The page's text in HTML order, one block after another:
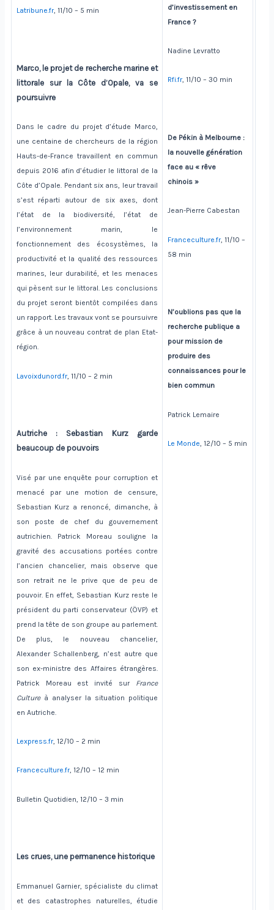
Latribune.fr, 11/10 – 5 min
Marco, le projet de recherche marine et
littorale sur la Côte d’Opale, va se
poursuivre
Dans le cadre du projet d’étude Marco,
une centaine de chercheurs de la région
Hauts-de-France travaillent en commun
depuis 2016 afin d’étudier le littoral de la
Côte d’Opale. Pendant six ans, leur travail
s’est réparti autour de six axes, dont
l’état de la biodiversité, l’état de
l’environnement marin, le
fonctionnement des écosystèmes, la
productivité et la qualité des ressources
marines, leur durabilité, et les menaces
qui pèsent sur le littoral. Les conclusions
du projet seront bientôt compilées dans
un rapport. Les travaux vont se poursuivre
grâce à un nouveau contrat de plan Etat-
région.
Lavoixdunord.fr, 11/10 – 2 min
Autriche : Sebastian Kurz garde
beaucoup de pouvoirs
Visé par une enquête pour corruption et
menacé par une motion de censure,
Sebastian Kurz a renoncé, dimanche, à
son poste de chef du gouvernement
autrichien. Patrick Moreau souligne la
gravité des accusations portées contre
l’ancien chancelier, mais observe que
son retrait ne le prive que de peu de
pouvoir. En effet, Sebastian Kurz reste le
président du parti conservateur (ÖVP) et
prend la tête de son groupe au parlement.
De plus, le nouveau chancelier,
Alexander Schallenberg, n’est autre que
son ex-ministre des Affaires étrangères.
Patrick Moreau est invité sur France
Cultureà analyser la situation politique
en Autriche.
Lexpress.fr, 12/10 – 2 min
Franceculture.fr, 12/10 – 12 min
Bulletin Quotidien, 12/10 – 3 min
Les crues, une permanence historique
Emmanuel Garnier, spécialiste du climat
et des catastrophes naturelles, étudie
d’investissement en
France ?
Nadine Levratto
Rfi.fr, 11/10 – 30 min
De Pékin à Melbourne :
la nouvelle génération
face au « rêve
chinois »
Jean-Pierre Cabestan
Franceculture.fr, 11/10 –
58 min
N’oublions pas que la
recherche publique a
pour mission de
produire des
connaissances pour le
bien commun
Patrick Lemaire
Le Monde, 12/10 – 5 min